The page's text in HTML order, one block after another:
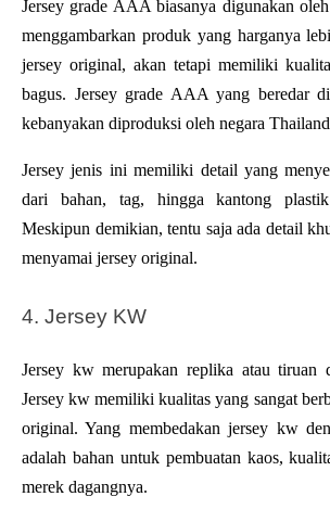
Jersey grade AAA biasanya digunakan
menggambarkan produk yang harganya
jersey original, akan tetapi memiliki
bagus. Jersey grade AAA yang beredar
kebanyakan diproduksi oleh negara
Jersey jenis ini memiliki detail yang
dari bahan, tag, hingga kantong
Meskipun demikian, tentu saja ada detail
menyamai jersey original.
4. Jersey KW
Jersey kw merupakan replika atau tiruan
Jersey kw memiliki kualitas yang sangat
original. Yang membedakan jersey kw
adalah bahan untuk pembuatan kaos,
merek dagangnya.